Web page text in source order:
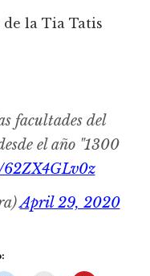
la Tia Tatis
facultades del
el año "1300
April 29, 2020